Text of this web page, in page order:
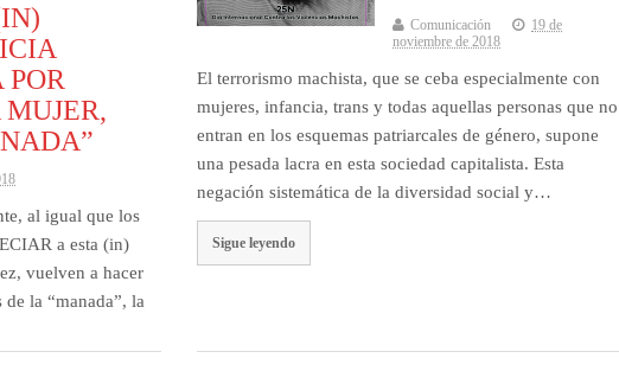
al igual que los
a esta (in)
vuelven a hacer
la “manada”, la
Comunicación
19 de
noviembre de 2018
El terrorismo machista, que se ceba especialmente con
mujeres, infancia, trans y todas aquellas personas que no
entran en los esquemas patriarcales de género, supone
una pesada lacra en esta sociedad capitalista. Esta
negación sistemática de la diversidad social y…
Sigue leyendo